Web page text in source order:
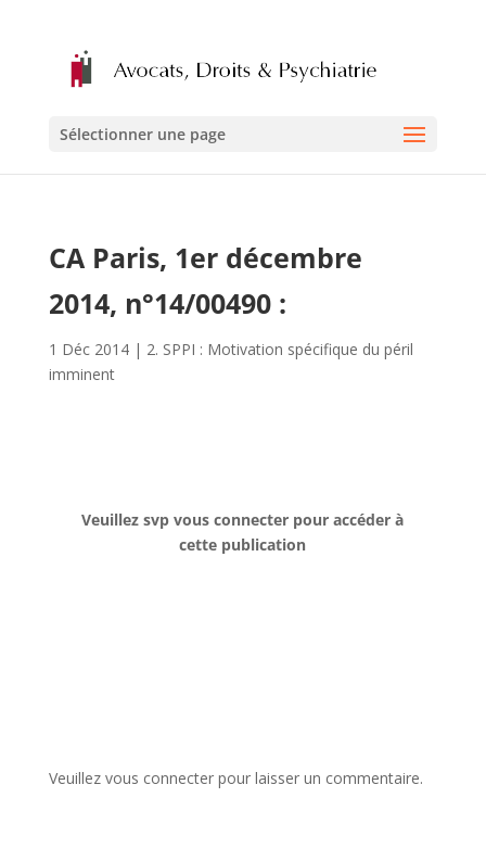
Sélectionner une page
CA Paris, 1er décembre
2014, n°14/00490 :
1 Déc 2014| 2. SPPI : Motivation spécifique du péril
imminent
Veuillez svp vous connecter pour accéder à
cette publication
Veuillez vous connecter pour laisser un commentaire.